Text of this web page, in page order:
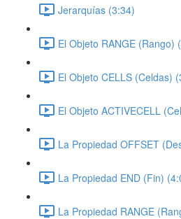
Jerarquías (3:34)
El Objeto RANGE (Rango)
El Objeto CELLS (Celdas)
El Objeto ACTIVECELL
La Propiedad OFFSET
La Propiedad END (Fin)
La Propiedad RANGE